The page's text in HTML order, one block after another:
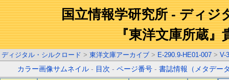
国立情報学研究所 - ディジ
『東洋文庫所蔵』
ディジタル・シルクロード > 東洋文庫アーカイブ > E-290.9-HE01-007 > V-3
カラー画像サムネイル - 目次 -ページ番号 -書誌情報（メタデー